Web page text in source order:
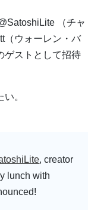
（チャ
（ウォーレン・バ
ゲストとして招待
。
, creator
lunch with